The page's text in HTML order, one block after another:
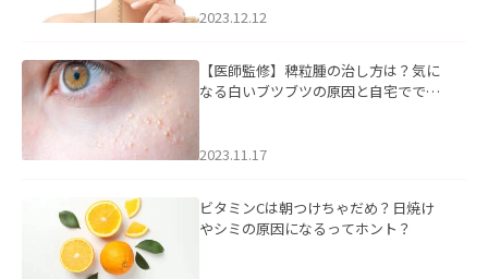
2023.12.12
【医師監修】稗粒腫の治し方は？気に
なる白いブツブツの原因と自宅ででき
2023.11.17
ビタミンCは朝つけちゃだめ？日焼け
やシミの原因になるってホント？